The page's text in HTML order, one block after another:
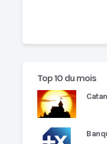
Top 10 du mois